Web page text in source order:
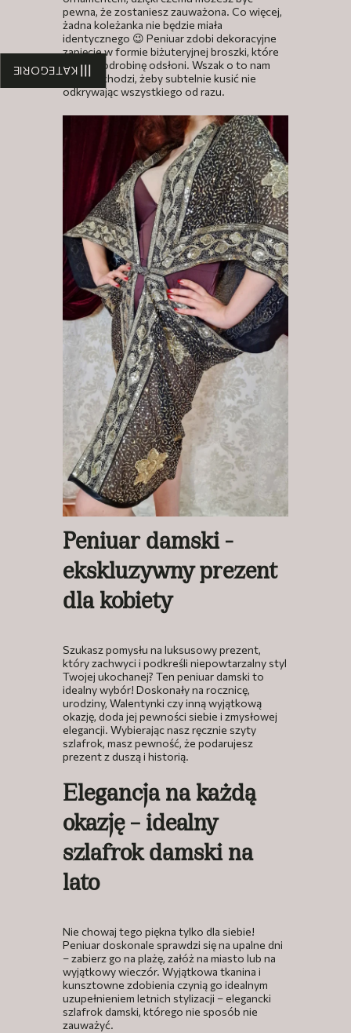
pewna, że zostaniesz zauważona. Co więcej,
żadna koleżanka nie będzie miała
identycznego 😉 Peniuar zdobi dekoracyjne
zapięcie w formie biżuteryjnej broszki, które
zawsze odrobinę odsłoni. Wszak o to nam
właśnie chodzi, żeby subtelnie kusić nie
odkrywając wszystkiego od razu.
Peniuar damski -
ekskluzywny prezent
dla kobiety
Szukasz pomysłu na luksusowy prezent,
który zachwyci i podkreśli niepowtarzalny styl
Twojej ukochanej? Ten peniuar damski to
idealny wybór! Doskonały na rocznicę,
urodziny, Walentynki czy inną wyjątkową
okazję, doda jej pewności siebie i zmysłowej
elegancji. Wybierając nasz ręcznie szyty
szlafrok, masz pewność, że podarujesz
prezent z duszą i historią.
Elegancja na każdą
okazję – idealny
szlafrok damski na
lato
Nie chowaj tego piękna tylko dla siebie!
Peniuar doskonale sprawdzi się na upalne dni
– zabierz go na plażę, załóż na miasto lub na
wyjątkowy wieczór. Wyjątkowa tkanina i
kunsztowne zdobienia czynią go idealnym
uzupełnieniem letnich stylizacji – elegancki
szlafrok damski, którego nie sposób nie
zauważyć.
KATEGORIE